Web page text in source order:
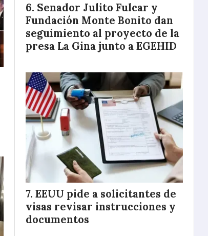
Senador Julito Fulcar y
Fundación Monte Bonito dan
seguimiento al proyecto de la
presa La Gina junto a EGEHID
EEUU pide a solicitantes de
visas revisar instrucciones y
documentos